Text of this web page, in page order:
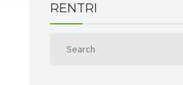
RENTRI